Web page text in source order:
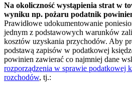
Na okoliczność wystąpienia strat w
wyniku np. pożaru podatnik
Prawidłowe udokumentowanie
jednym z podstawowych warunków
kosztów uzyskania przychodów. Aby
podstawą zapisów w podatkowej
powinien zawierać co najmniej dane
rozporządzenia w sprawie podatkowej
rozchodów, tj.: